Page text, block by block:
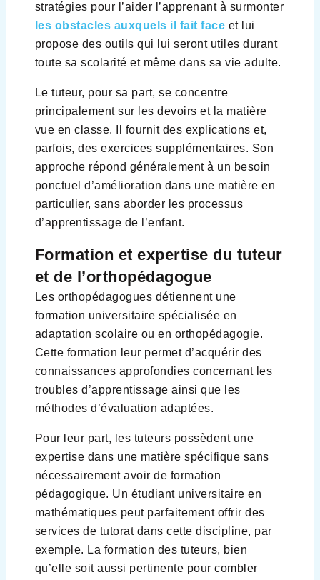
stratégies pour l’aider l’apprenant à surmonter
les obstacles auxquels il fait face et lui
propose des outils qui lui seront utiles durant
toute sa scolarité et même dans sa vie adulte.
Le tuteur, pour sa part, se concentre
principalement sur les devoirs et la matière
vue en classe. Il fournit des explications et,
parfois, des exercices supplémentaires. Son
approche répond généralement à un besoin
ponctuel d’amélioration dans une matière en
particulier, sans aborder les processus
d’apprentissage de l’enfant.
Formation et expertise du tuteur
et de l’orthopédagogue
Les orthopédagogues détiennent une
formation universitaire spécialisée en
adaptation scolaire ou en orthopédagogie.
Cette formation leur permet d’acquérir des
connaissances approfondies concernant les
troubles d’apprentissage ainsi que les
méthodes d’évaluation adaptées.
Pour leur part, les tuteurs possèdent une
expertise dans une matière spécifique sans
nécessairement avoir de formation
pédagogique. Un étudiant universitaire en
mathématiques peut parfaitement offrir des
services de tutorat dans cette discipline, par
exemple. La formation des tuteurs, bien
qu’elle soit aussi pertinente pour combler